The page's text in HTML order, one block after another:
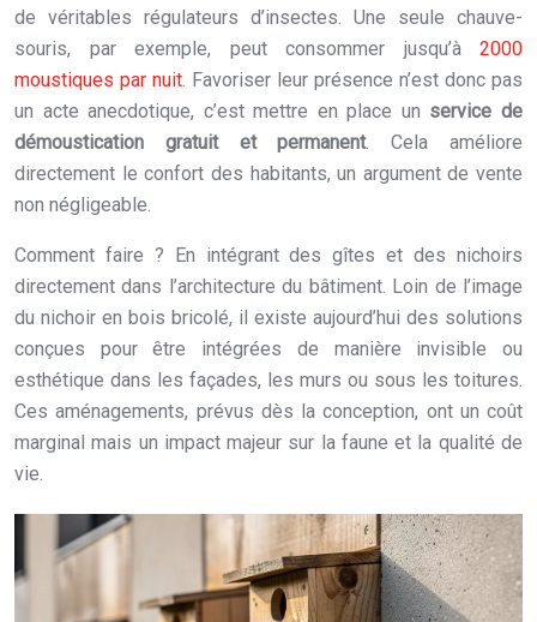
de véritables régulateurs d’insectes. Une seule chauve-
souris, par exemple, peut consommer jusqu’à 2000
moustiques par nuit . Favoriser leur présence n’est donc pas
un acte anecdotique, c’est mettre en place un service de
démoustication gratuit et permanent. Cela améliore
directement le confort des habitants, un argument de vente
non négligeable.
Comment faire ? En intégrant des gîtes et des nichoirs
directement dans l’architecture du bâtiment. Loin de l’image
du nichoir en bois bricolé, il existe aujourd’hui des solutions
conçues pour être intégrées de manière invisible ou
esthétique dans les façades, les murs ou sous les toitures.
Ces aménagements, prévus dès la conception, ont un coût
marginal mais un impact majeur sur la faune et la qualité de
vie.